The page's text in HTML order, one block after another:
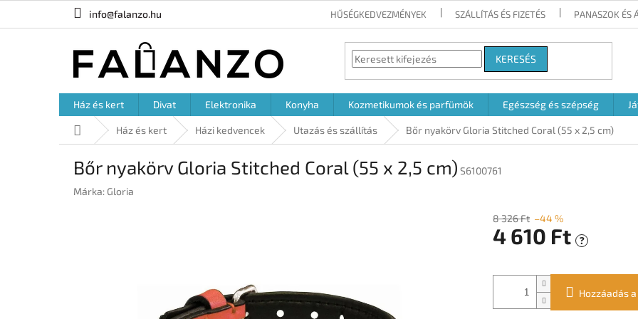
info@falanzo.hu HŰSÉGKEDVEZMÉNYEK SZÁLLÍTÁS ÉS FIZETÉS PANASZOK ÉS
KERESÉS
Ház és kert Divat Elektronika Konyha Kozmetikumok és parfümök Egészség és szépség
KezdőlapHáz és kert Házi kedvencek Utazás és szállítás Bőr nyakörv Gloria Stitched Coral (55 x 2,5 cm)
Bőr nyakörv Gloria Stitched Coral (55 x 2,5 cm) S6100761
Márka: Gloria
8 326 Ft –44 %
4 610 Ft ?
Hozzáadás